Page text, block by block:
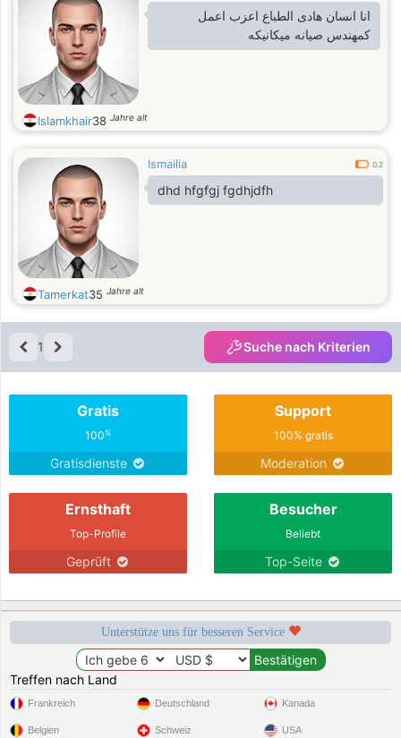
انا انسان هادى الطباع اعزب اعمل
كمهندس صيانه ميكانيكه
Islamkhair38 Jahre alt
Ismailia 0.2
dhd hfgfgj fgdhjdfh
Tamerkat35 Jahre alt
1 Suche nach Kriterien
Gratis
100%
Gratisdienste
Support
100% gratis
Moderation
Ernsthaft
Top-Profile
Geprüft
Besucher
Beliebt
Top-Seite
Unterstütze uns für besseren Service
Treffen nach Land
Frankreich
Belgien
Deutschland
Schweiz
Kanada
USA